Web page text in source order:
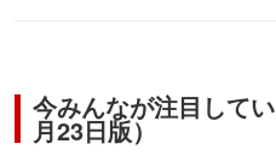
今みんなが注目して
月23日版）